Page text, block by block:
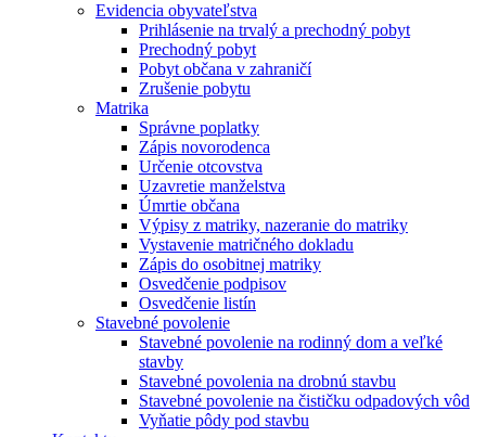
Evidencia obyvateľstva
Prihlásenie na trvalý a prechodný pobyt
Prechodný pobyt
Pobyt občana v zahraničí
Zrušenie pobytu
Matrika
Správne poplatky
Zápis novorodenca
Určenie otcovstva
Uzavretie manželstva
Úmrtie občana
Výpisy z matriky, nazeranie do matriky
Vystavenie matričného dokladu
Zápis do osobitnej matriky
Osvedčenie podpisov
Osvedčenie listín
Stavebné povolenie
Stavebné povolenie na rodinný dom a veľké
stavby
Stavebné povolenia na drobnú stavbu
Stavebné povolenie na čističku odpadových vôd
Vyňatie pôdy pod stavbu